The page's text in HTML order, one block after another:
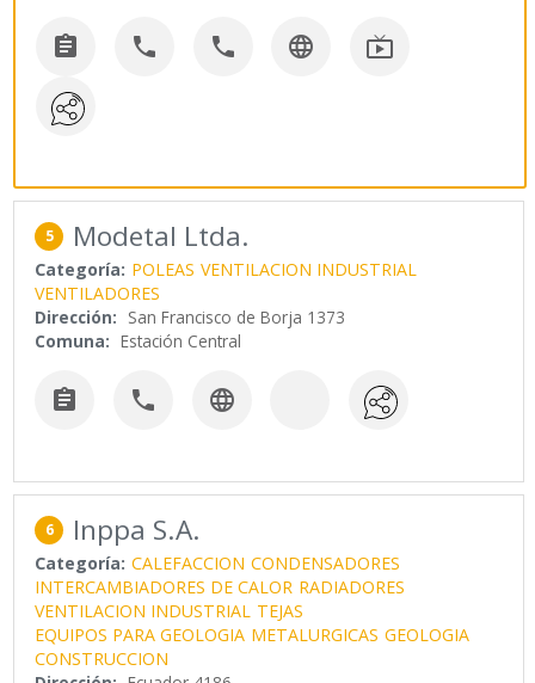
    
5 Modetal Ltda.
Categoría: POLEAS VENTILACION INDUSTRIAL
VENTILADORES
Dirección: San Francisco de Borja 1373
Comuna: Estación Central
  
6 Inppa S.A.
Categoría: CALEFACCION CONDENSADORES
INTERCAMBIADORES DE CALOR RADIADORES
VENTILACION INDUSTRIAL TEJAS
EQUIPOS PARA GEOLOGIA METALURGICAS GEOLOGIA
CONSTRUCCION